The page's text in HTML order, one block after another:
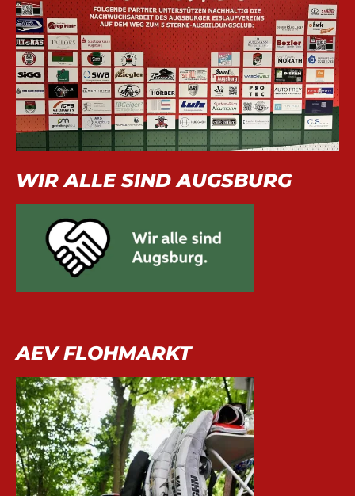
WIR ALLE SIND AUGSBURG
AEV FLOHMARKT